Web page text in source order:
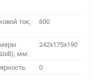
ток,
600
мм:
242x175x190
0